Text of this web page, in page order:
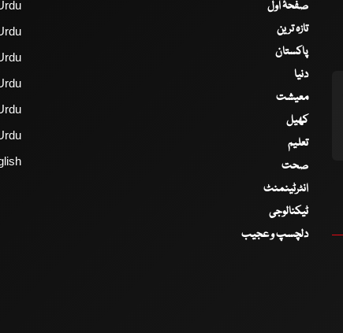
صفحۂ اول
تازہ ترین
پاکستان
دنیا
معیشت
کھیل
تعلیم
صحت
انٹرٹینمنٹ
ٹیکنالوجی
دلچسپ و عجیب